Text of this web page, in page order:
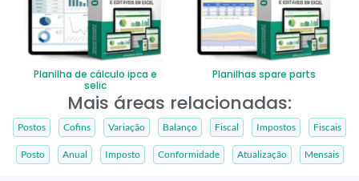
Planilha de cálculo ipca e
selic
Planilhas spare parts
Mais áreas relacionadas:
Postos Cofins Variação Balanço Fiscal Impostos Fiscais
Posto Anual Imposto Conformidade Atualização Mensais